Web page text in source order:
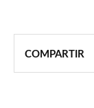
COMPARTIR